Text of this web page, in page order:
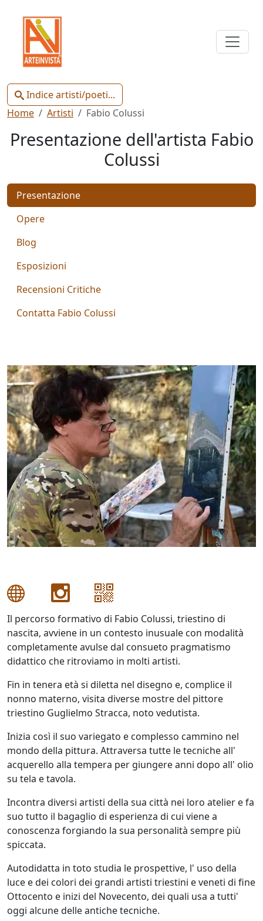
Indice artisti/poeti...
Indice
Artisti
Poeti
Artisti
Poeti
Aiolo
AJ
Ajello)
Paolo
Avanzi
Andrés
Avré
Elisabetta
Bacci
Bardino
Mattia
Barone
Basile
Giuliana
Bellini
Franco
Beraldo
Augusto
Riccardo
Boesso
Home Artisti Fabio Colussi
Presentazione dell'artista Fabio
Colussi
Presentazione
Opere
Blog
Esposizioni
Recensioni Critiche
Contatta Fabio Colussi
Il percorso formativo di Fabio Colussi, triestino di
nascita, avviene in un contesto inusuale con modalità
completamente avulse dal consueto pragmatismo
didattico che ritroviamo in molti artisti.
Fin in tenera età si diletta nel disegno e, complice il
nonno materno, visita diverse mostre del pittore
triestino Guglielmo Stracca, noto vedutista.
Inizia così il suo variegato e complesso cammino nel
mondo della pittura. Attraversa tutte le tecniche all'
acquerello alla tempera per giungere anni dopo all' olio
su tela e tavola.
Incontra diversi artisti della sua città nei loro atelier e fa
suo tutto il bagaglio di esperienza di cui viene a
conoscenza forgiando la sua personalità sempre più
spiccata.
Autodidatta in toto studia le prospettive, l' uso della
luce e dei colori dei grandi artisti triestini e veneti di fine
Ottocento e inizi del Novecento, dei quali usa a tutti'
oggi alcune delle antiche tecniche.